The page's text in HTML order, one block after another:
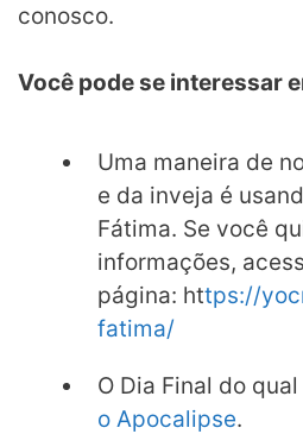
conosco.
Você pode se interessar
Uma maneira de
e da inveja é
Fátima. Se você
informações,
página: https://
fatima/
O Dia Final do
o Apocalipse.